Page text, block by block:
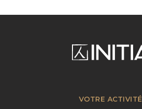
VOTRE ACTIVITÉ